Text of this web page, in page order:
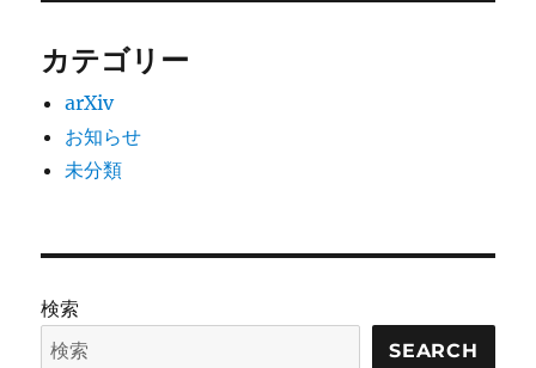
カテゴリー
arXiv
お知らせ
未分類
検索
SEARCH